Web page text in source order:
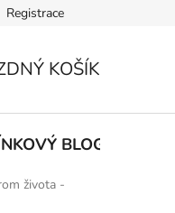
Moje objednávka
Registrace
KOŠÍK
BLOG
života -